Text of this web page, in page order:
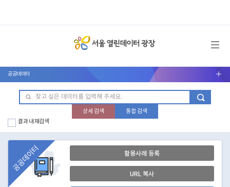
메뉴 열기
공공데이터 서브메뉴 열기
상세 검색
통합 검색
결과 내 재검색
공공데이터 활용사례 등록
URL 복사